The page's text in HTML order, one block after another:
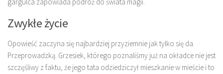
Zwykłe życie
Opowieść zaczyna się najbardziej przyziemnie jak tylko się da.
Przeprowadzką. Grzesiek, którego poznaliśmy już na okładce nie jest
szczęśliwy z faktu, że jego tata odziedziczył mieszkanie w mieście i to